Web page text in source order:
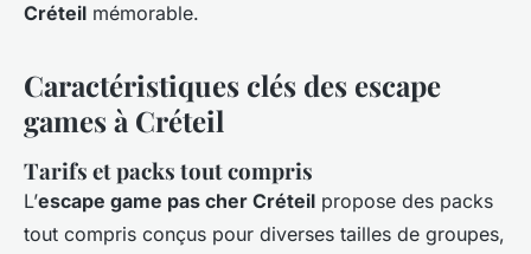
Créteil mémorable.
Caractéristiques clés des escape
games à Créteil
Tarifs et packs tout compris
L’escape game pas cher Créteil propose des packs
tout compris conçus pour diverses tailles de groupes,